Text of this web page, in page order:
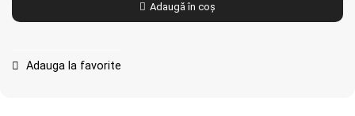
Adaugă în coș
Adauga la favorite